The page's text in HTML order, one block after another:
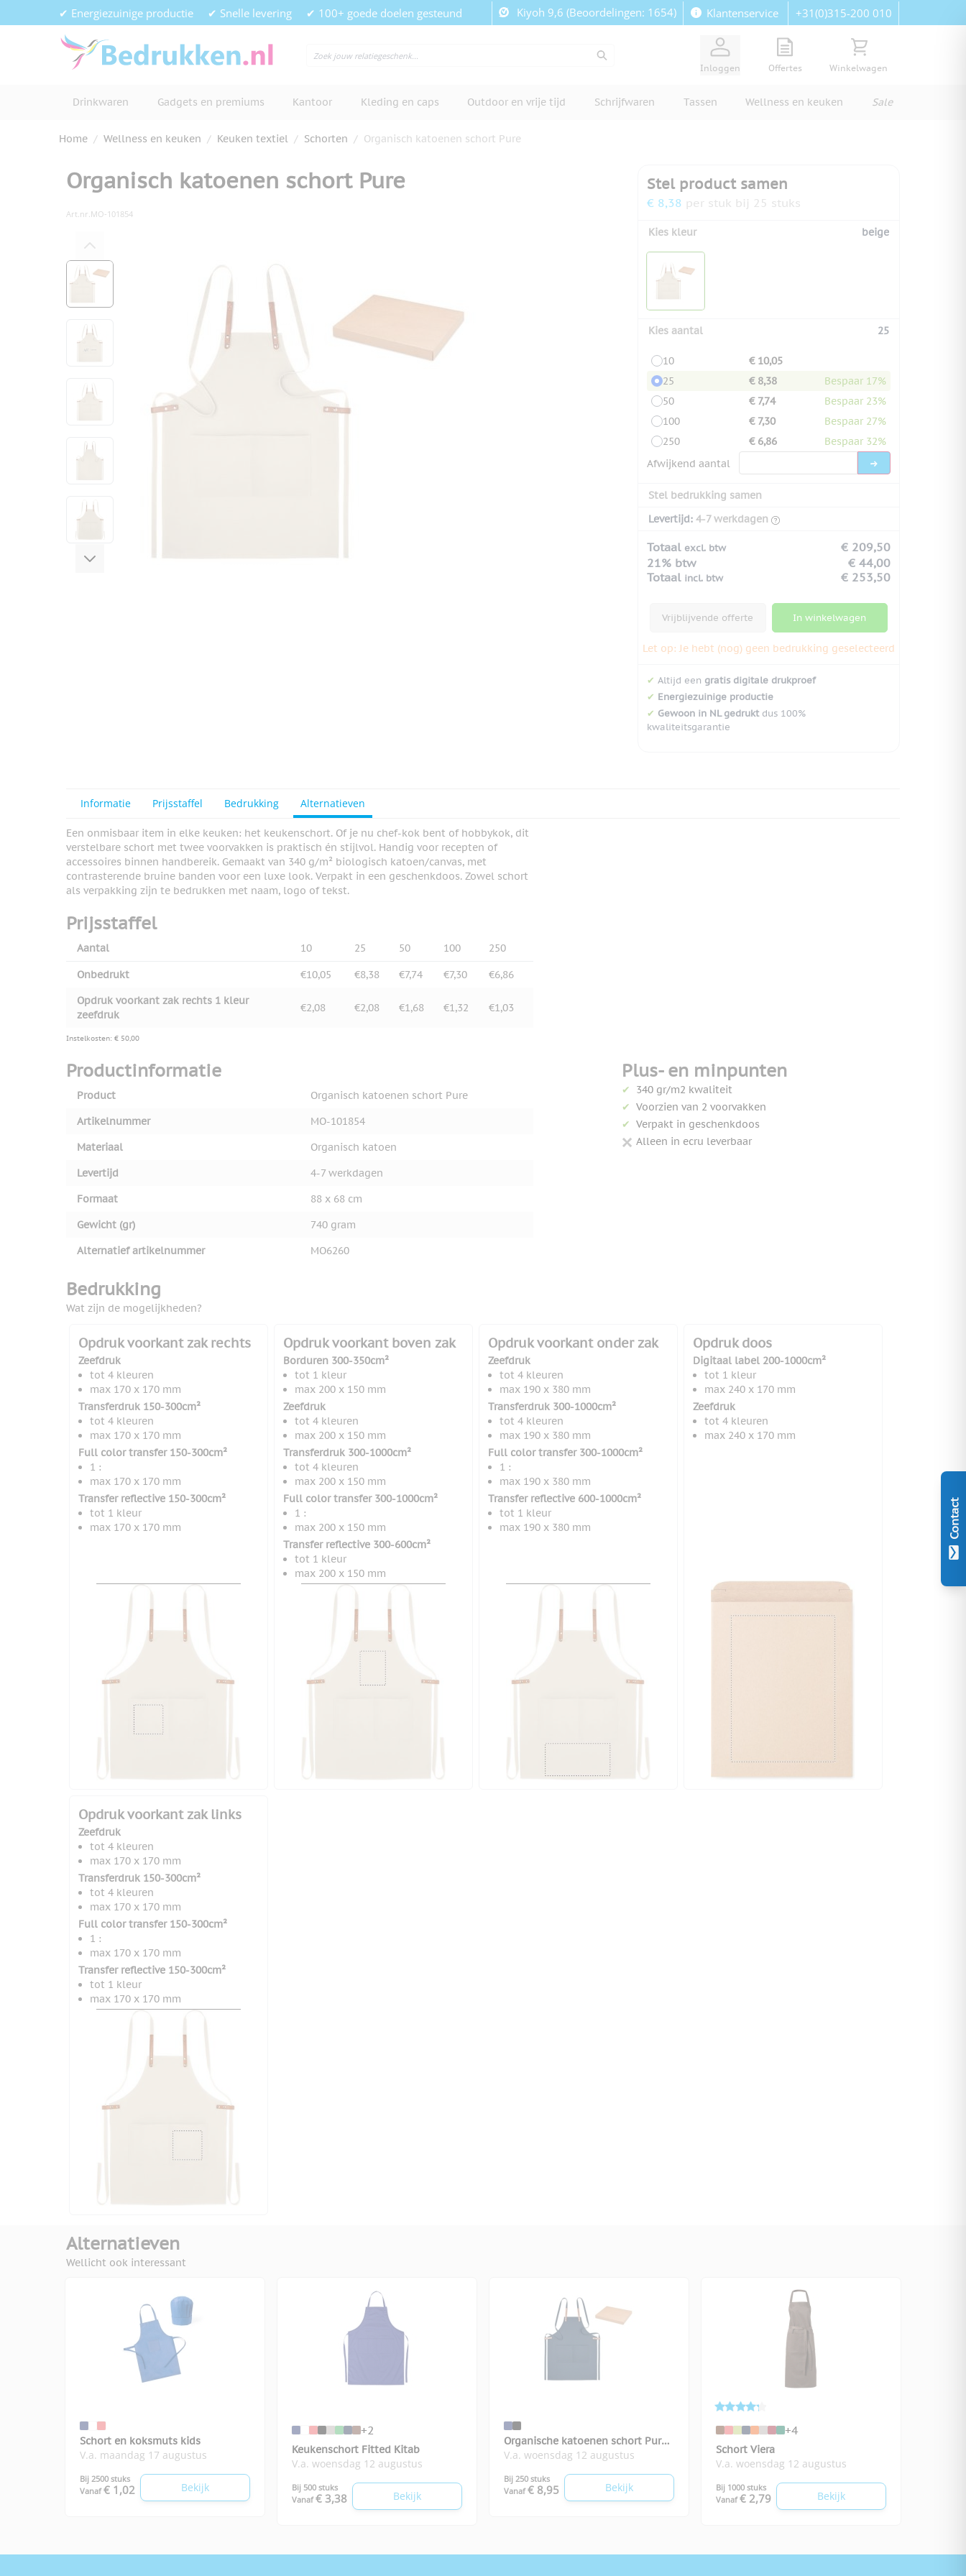
Contact
Ga naar de inhoud✔ Energiezuinige productie ✔ Snelle levering ✔ 100+ goede doelen gesteund Kiyoh 9,6 (Beoordelingen: 1654) Klantenservice +31(0)315-200 010
Inloggen
View quote, Quote is empty
Offertes
Bekijk winkelwagen,
Winkelwagen
Drinkwaren Gadgets en premiums Kantoor Kleding en caps Outdoor en vrije tijd Schrijfwaren Tassen Wellness en keuken Sale
Home / Wellness en keuken / Keuken textiel / Schorten / Organisch katoenen schort Pure
Organisch katoenen schort Pure
Art.nr.MO-101854
View larger image
View larger image
View larger image
View larger image
View larger image
View larger image
Stel product samen
€ 8,38 per stuk bij 25 stuks
Kies kleur beige
Kies aantal 25
10
€ 10,05
25
€ 8,38
Bespaar 17%
50
€ 7,74
Bespaar 23%
100
€ 7,30
Bespaar 27%
250
€ 6,86
Bespaar 32%
Afwijkend aantal
Stel bedrukking samen
Levertijd: 4-7 werkdagen
Totaal excl. btw
€ 209,50
21% btw
€ 44,00
Totaal incl. btw € 253,50
Vrijblijvende offerte In winkelwagen
Let op: Je hebt (nog) geen bedrukking geselecteerd
✔ Altijd een gratis digitale drukproef
✔ Energiezuinige productie
✔ Gewoon in NL gedruktdus 100%
kwaliteitsgarantie
Informatie Prijsstaffel Bedrukking Alternatieven
Een onmisbaar item in elke keuken: het keukenschort. Of je nu chef-kok bent of hobbykok, dit
verstelbare schort met twee voorvakken is praktisch én stijlvol. Handig voor recepten of
accessoires binnen handbereik. Gemaakt van 340 g/m² biologisch katoen/canvas, met
contrasterende bruine banden voor een luxe look. Verpakt in een geschenkdoos. Zowel schort
als verpakking zijn te bedrukken met naam, logo of tekst.
Prijsstaffel
Aantal 10 25 50 100 250
Onbedrukt €10,05 €8,38 €7,74 €7,30
€6,86
Opdruk voorkant zak rechts 1 kleur
zeefdruk
€2,08 €2,08 €1,68 €1,32 €1,03
Instelkosten: € 50,00
Productinformatie
Product
Organisch katoenen schort Pure
Artikelnummer
MO-101854
Materiaal
Organisch katoen
Levertijd
4-7 werkdagen
Formaat
88 x 68 cm
Gewicht (gr)
740 gram
Alternatief artikelnummer
MO6260
Plus- en minpunten
340 gr/m2 kwaliteit
Voorzien van 2 voorvakken
Verpakt in geschenkdoos
Alleen in ecru leverbaar
Bedrukking
Wat zijn de mogelijkheden?
Opdruk voorkant zak rechts
Zeefdruk
tot 4 kleuren
max 170 x 170 mm
Transferdruk 150-300cm²
tot 4 kleuren
max 170 x 170 mm
Full color transfer 150-300cm²
1 :
max 170 x 170 mm
Transfer reflective 150-300cm²
tot 1 kleur
max 170 x 170 mm
Opdruk voorkant boven zak
Borduren 300-350cm²
tot 1 kleur
max 200 x 150 mm
Zeefdruk
tot 4 kleuren
max 200 x 150 mm
Transferdruk 300-1000cm²
tot 4 kleuren
max 200 x 150 mm
Full color transfer 300-1000cm²
1 :
max 200 x 150 mm
Transfer reflective 300-600cm²
tot 1 kleur
max 200 x 150 mm
Opdruk voorkant onder zak
Zeefdruk
tot 4 kleuren
max 190 x 380 mm
Transferdruk 300-1000cm²
tot 4 kleuren
max 190 x 380 mm
Full color transfer 300-1000cm²
1 :
max 190 x 380 mm
Transfer reflective 600-1000cm²
tot 1 kleur
max 190 x 380 mm
Opdruk doos
Digitaal label 200-1000cm²
tot 1 kleur
max 240 x 170 mm
Zeefdruk
tot 4 kleuren
max 240 x 170 mm
Opdruk voorkant zak links
Zeefdruk
tot 4 kleuren
max 170 x 170 mm
Transferdruk 150-300cm²
tot 4 kleuren
max 170 x 170 mm
Full color transfer 150-300cm²
1 :
max 170 x 170 mm
Transfer reflective 150-300cm²
tot 1 kleur
max 170 x 170 mm
Alternatieven
Wellicht ook interessant
Schort en koksmuts kids
V.a. maandag 17 augustus
Bij 2500 stuks
Vanaf € 1,02 Bekijk
+2
Keukenschort Fitted Kitab
V.a. woensdag 12 augustus
Bij 500 stuks
Vanaf € 3,38 Bekijk
Organische katoenen schort Pure
colour
V.a. woensdag 12 augustus
Bij 250 stuks
Vanaf € 8,95 Bekijk
+4
Schort Viera
V.a. woensdag 12 augustus
Bij 1000 stuks
Vanaf € 2,79 Bekijk